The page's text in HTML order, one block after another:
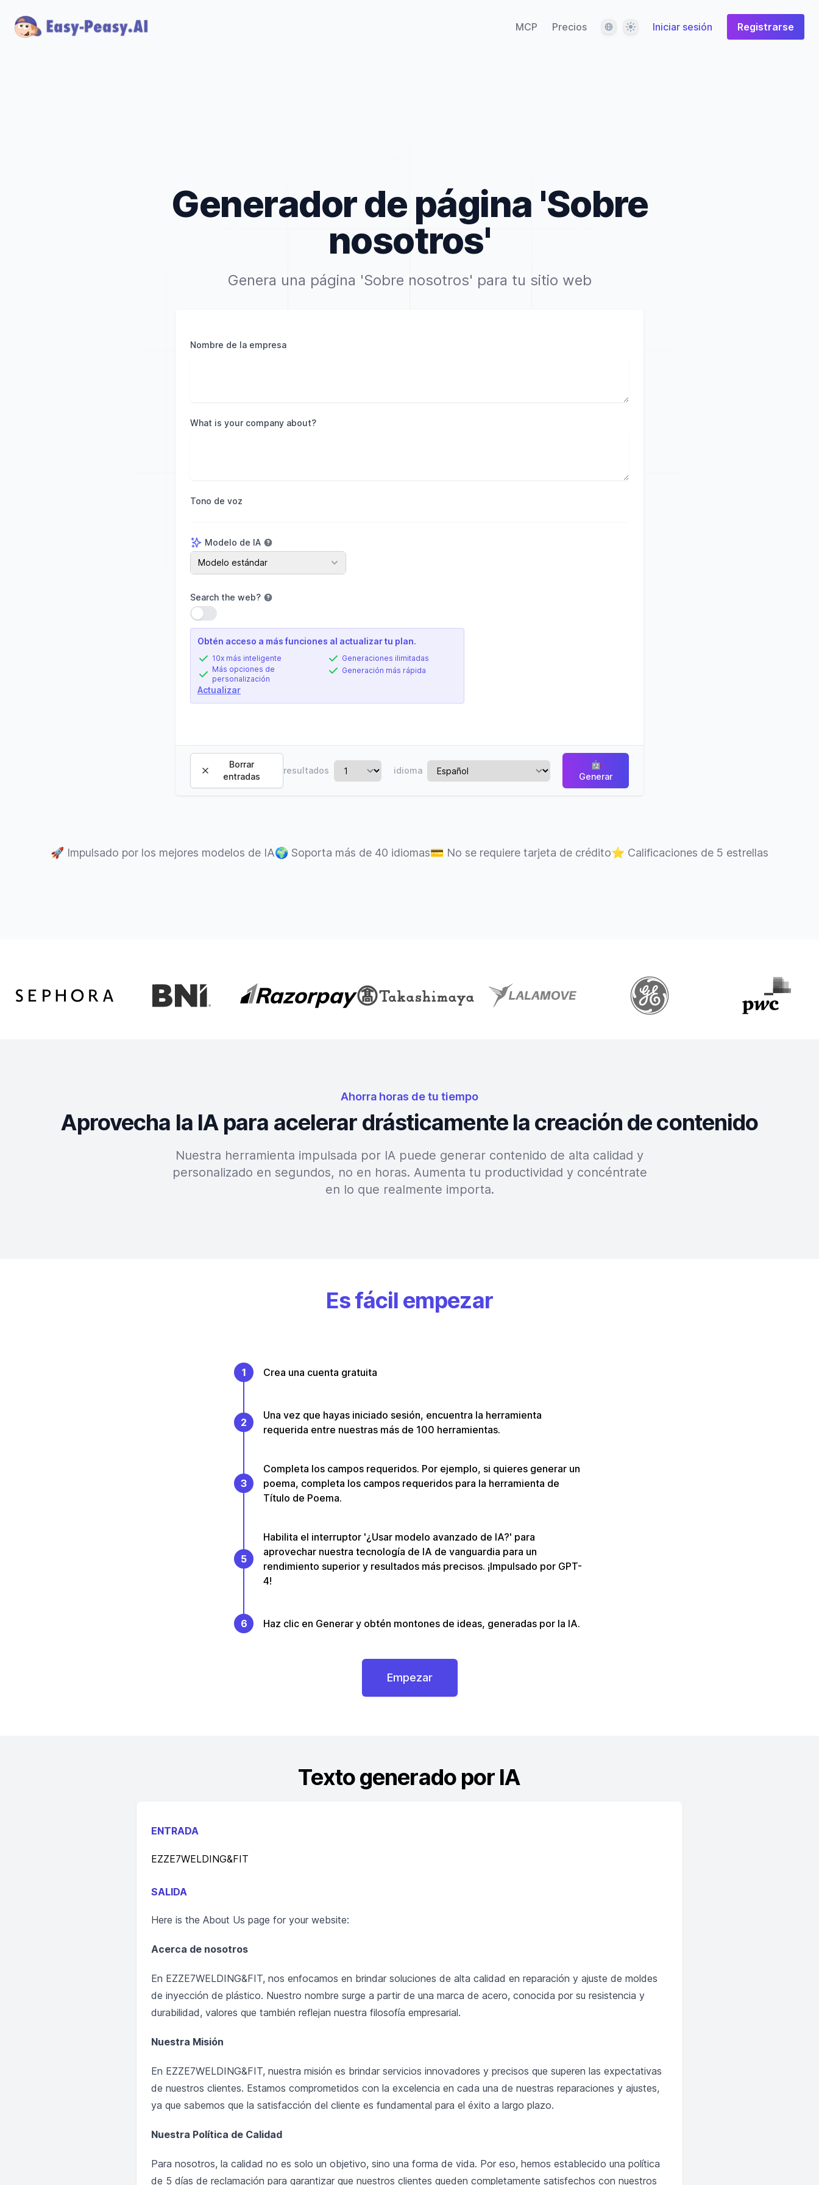
MCP Precios IdiomaTema Iniciar sesión Registrarse
Generador de página 'Sobre
nosotros'
Genera una página 'Sobre nosotros' para tu sitio web
Nombre de la empresa
What is your company about?
Tono de voz
Modelo de IA
Modelo de IA
Modelo estándar
Search the web?
Usar configuración
Obtén acceso a más funciones al actualizar tu plan.
10x más inteligente
Más opciones de
personalización
Generaciones ilimitadas
Generación más rápida
Actualizar
Borrar
entradas
resultados idioma
🤖
Generar
🚀 Impulsado por los mejores modelos de IA🌍 Soporta más de 40 idiomas💳 No se requiere tarjeta de crédito⭐ Calificaciones de 5 estrellas
Ahorra horas de tu tiempo
Aprovecha la IA para acelerar drásticamente la creación de contenido
Nuestra herramienta impulsada por IA puede generar contenido de alta calidad y
personalizado en segundos, no en horas. Aumenta tu productividad y concéntrate
en lo que realmente importa.
Es fácil empezar
1 Crea una cuenta gratuita
2
Una vez que hayas iniciado sesión, encuentra la herramienta
requerida entre nuestras más de 100 herramientas.
3
Completa los campos requeridos. Por ejemplo, si quieres generar un
poema, completa los campos requeridos para la herramienta de
Título de Poema.
5
Habilita el interruptor '¿Usar modelo avanzado de IA?' para
aprovechar nuestra tecnología de IA de vanguardia para un
rendimiento superior y resultados más precisos. ¡Impulsado por GPT-
4!
6 Haz clic en Generar y obtén montones de ideas, generadas por la IA.
Empezar
Texto generado por IA
ENTRADA
EZZE7WELDING&FIT
SALIDA
Here is the About Us page for your website:
Acerca de nosotros
En EZZE7WELDING&FIT, nos enfocamos en brindar soluciones de alta calidad en reparación y ajuste de moldes
de inyección de plástico. Nuestro nombre surge a partir de una marca de acero, conocida por su resistencia y
durabilidad, valores que también reflejan nuestra filosofía empresarial.
Nuestra Misión
En EZZE7WELDING&FIT, nuestra misión es brindar servicios innovadores y precisos que superen las expectativas
de nuestros clientes. Estamos comprometidos con la excelencia en cada una de nuestras reparaciones y ajustes,
ya que sabemos que la satisfacción del cliente es fundamental para el éxito a largo plazo.
Nuestra Política de Calidad
Para nosotros, la calidad no es solo un objetivo, sino una forma de vida. Por eso, hemos establecido una política
de 5 días de reclamación para garantizar que nuestros clientes queden completamente satisfechos con nuestros